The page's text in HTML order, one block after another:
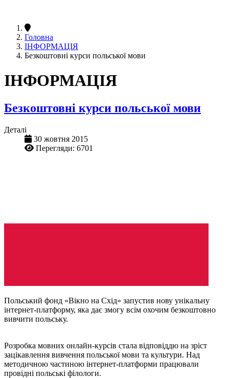
Головна
ІНФОРМАЦІЯ
Безкоштовні курси польської мови
ІНФОРМАЦІЯ
Безкоштовні курси польської мови
Деталі
30 жовтня 2015
Перегляди: 6701
Польський фонд «Вікно на Схід» запустив нову унікальну
інтернет-платформу, яка дає змогу всім охочим безкоштовно
вивчити польську.
Розробка мовних онлайн-курсів стала відповіддю на зріст
зацікавлення вивчення польської мови та культури. Над
методичною частиною інтернет-платформи працювали
провідні польські філологи.